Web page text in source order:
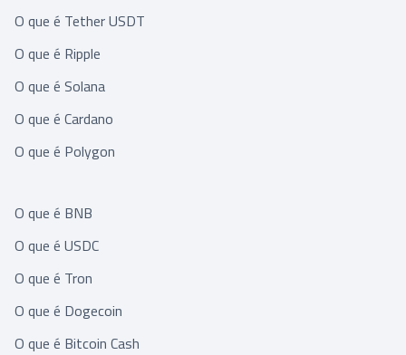
O que é Tether USDT
O que é Ripple
O que é Solana
O que é Cardano
O que é Polygon
O que é BNB
O que é USDC
O que é Tron
O que é Dogecoin
O que é Bitcoin Cash